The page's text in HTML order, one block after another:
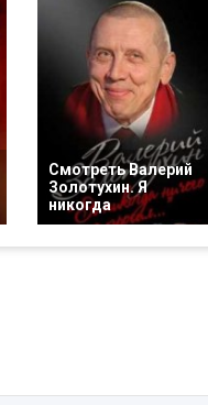
Смотреть Валерий
Золотухин. Я
никогда